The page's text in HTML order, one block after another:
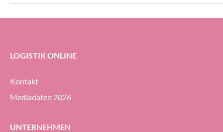
LOGISTIK ONLINE
Kontakt
Mediadaten 2026
UNTERNEHMEN